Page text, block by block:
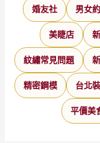
婚友社 男女
美睫店
紋繡常見問題
精密鋼模 台北
平價美